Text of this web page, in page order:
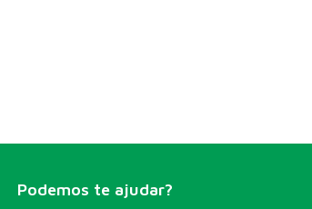
Podemos te ajudar?